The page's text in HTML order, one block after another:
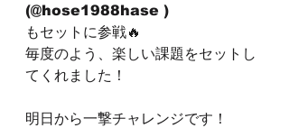
(@hose1988hase )
もセットに参戦🔥
毎度のよう、楽しい課題をセットし
てくれました！
明日から一撃チャレンジです！